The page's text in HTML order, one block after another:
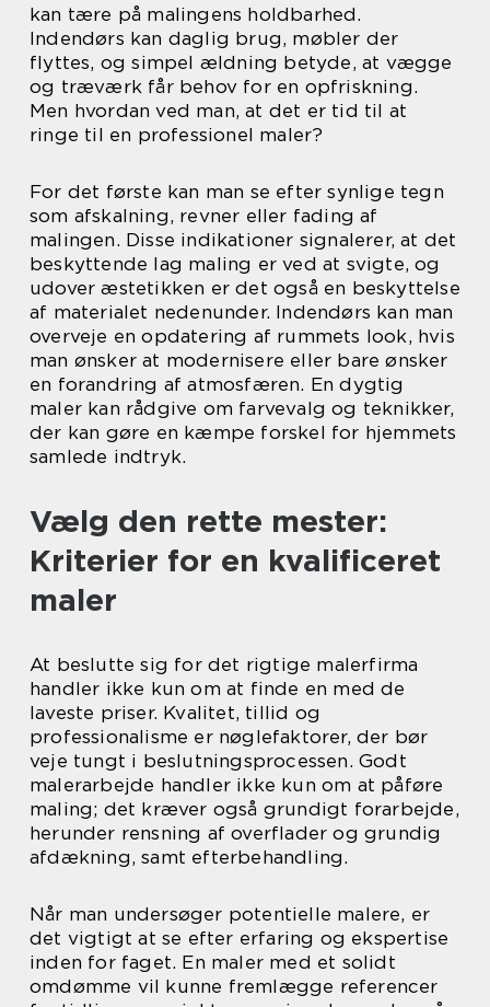
kan tære på malingens holdbarhed.
Indendørs kan daglig brug, møbler der
flyttes, og simpel ældning betyde, at vægge
og træværk får behov for en opfriskning.
Men hvordan ved man, at det er tid til at
ringe til en professionel maler?
For det første kan man se efter synlige tegn
som afskalning, revner eller fading af
malingen. Disse indikationer signalerer, at det
beskyttende lag maling er ved at svigte, og
udover æstetikken er det også en beskyttelse
af materialet nedenunder. Indendørs kan man
overveje en opdatering af rummets look, hvis
man ønsker at modernisere eller bare ønsker
en forandring af atmosfæren. En dygtig
maler kan rådgive om farvevalg og teknikker,
der kan gøre en kæmpe forskel for hjemmets
samlede indtryk.
Vælg den rette mester:
Kriterier for en kvalificeret
maler
At beslutte sig for det rigtige malerfirma
handler ikke kun om at finde en med de
laveste priser. Kvalitet, tillid og
professionalisme er nøglefaktorer, der bør
veje tungt i beslutningsprocessen. Godt
malerarbejde handler ikke kun om at påføre
maling; det kræver også grundigt forarbejde,
herunder rensning af overflader og grundig
afdækning, samt efterbehandling.
Når man undersøger potentielle malere, er
det vigtigt at se efter erfaring og ekspertise
inden for faget. En maler med et solidt
omdømme vil kunne fremlægge referencer